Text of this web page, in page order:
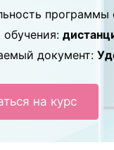
программы
документ:
на курс